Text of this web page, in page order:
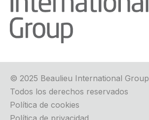
© 2025 Beaulieu International Group
Todos los derechos reservados
Política de cookies
Política de privacidad